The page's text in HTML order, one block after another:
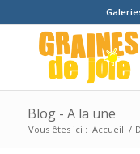
Blog - A la une
Vous êtes ici : Accueil /